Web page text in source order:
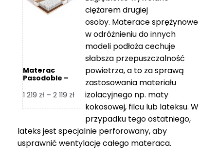
459 zł
Materac
Pasodoble –
1 219 zł – 2 119 złZakres
cen:
1
219 zł
do
ciężarem drugiej
osoby. Materace sprężynowe
w odróżnieniu do innych
modeli podłoża cechuje
słabsza przepuszczalność
powietrza, a to za sprawą
zastosowania materiału
izolacyjnego np. maty
kokosowej, filcu lub lateksu. W
przypadku tego ostatniego,
lateks jest specjalnie perforowany, aby
usprawnić wentylację całego materaca.